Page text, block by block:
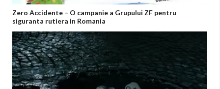
Zero Accidente – O campanie a Grupului ZF pentru
siguranta rutiera in Romania